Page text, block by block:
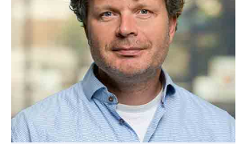
met
ons